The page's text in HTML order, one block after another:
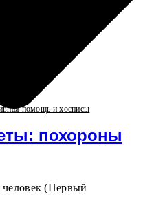
помощь и хосписы
похороны
человек (Первый